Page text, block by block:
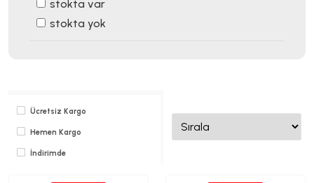
stokta var
stokta yok
Ücretsiz Kargo
Hemen Kargo
İndirimde